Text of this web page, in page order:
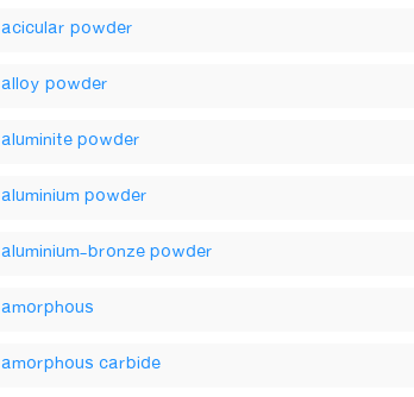
acicular powder
alloy powder
aluminite powder
aluminium powder
aluminium-bronze powder
amorphous
amorphous carbide